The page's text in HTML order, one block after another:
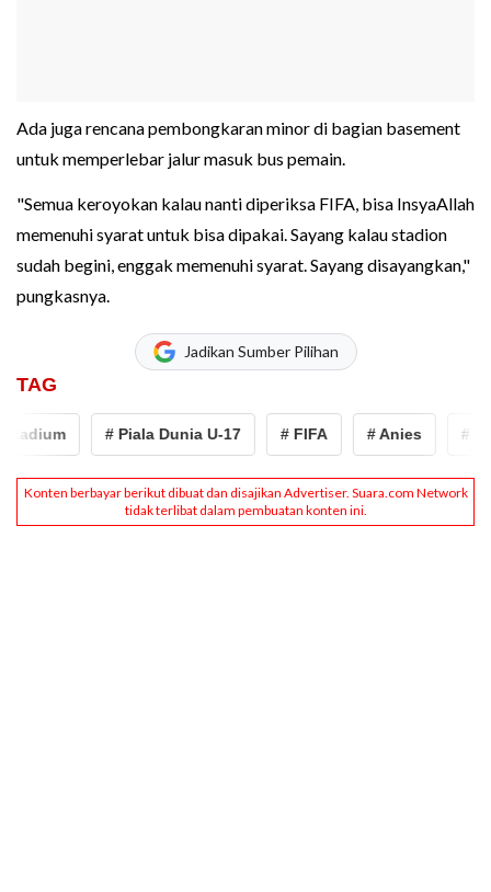
Ada juga rencana pembongkaran minor di bagian basement
untuk memperlebar jalur masuk bus pemain.
"Semua keroyokan kalau nanti diperiksa FIFA, bisa InsyaAllah
memenuhi syarat untuk bisa dipakai. Sayang kalau stadion
sudah begini, enggak memenuhi syarat. Sayang disayangkan,"
pungkasnya.
Jadikan Sumber Pilihan
TAG
# Piala Dunia U-17 # FIFA # Anies # JIS